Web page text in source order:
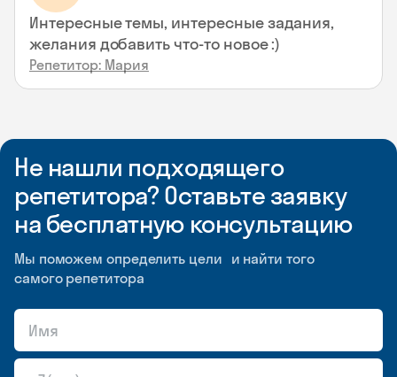
Интересные темы, интересные задания,
желания добавить что-то новое :)
Репетитор: Мария
Не нашли подходящего
репетитора? Оставьте заявку
на бесплатную консультацию
Мы поможем определить цели и найти того
самого репетитора